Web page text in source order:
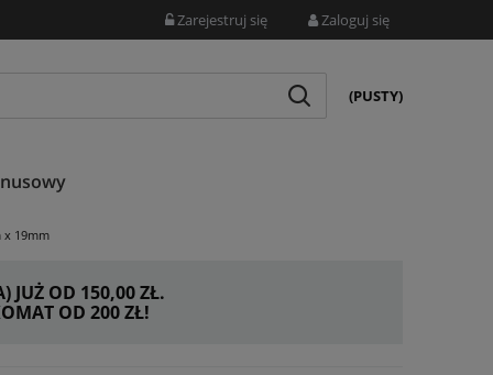
Zarejestruj się Zaloguj się
(PUSTY)
x 19mm
JUŻ OD 150,00 ZŁ.
OD 200 ZŁ!